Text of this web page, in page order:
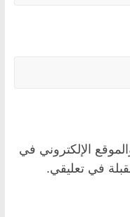
الإلكتروني في
في تعليقي.